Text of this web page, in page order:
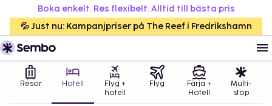
Boka enkelt. Res flexibelt. Alltid till bästa pris
💦 Just nu: Kampanjpriser på The Reef i Fredrikshamn
Resor Hotell
Flyg +
hotell
Flyg
Färja +
Hotell
Multi-
stop